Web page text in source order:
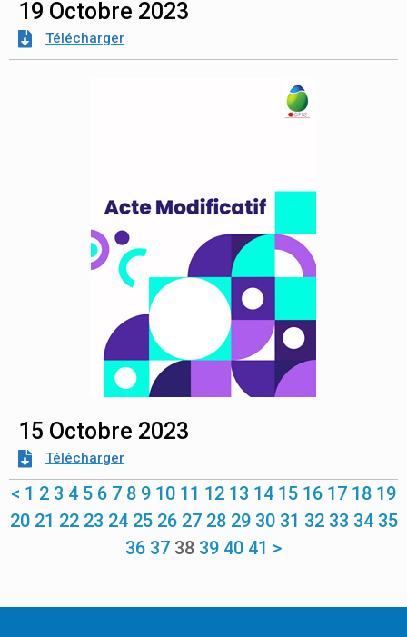
19 Octobre 2023
Télécharger
15 Octobre 2023
Télécharger
< 1 2 3 4 5 6 7 8 9 10 11 12 13 14 15 16 17 18 19
20 21 22 23 24 25 26 27 28 29 30 31 32 33 34 35
36 37 38 39 40 41 >